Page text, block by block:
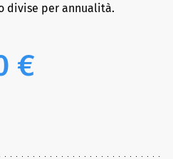
divise per annualità.
€